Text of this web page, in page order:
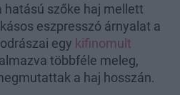
szőke haj mellett
eszpresszó árnyalat a
egy kifinomult
többféle meleg,
a haj hosszán.